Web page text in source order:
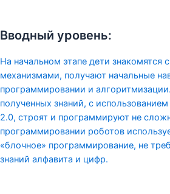
Вводный уровень:
На начальном этапе дети знакомятся
механизмами, получают начальные
программировании и
полученных знаний, с
2.0, строят и программируют не
программировании роботов
«блочное» программирование, не
знаний алфавита и цифр.